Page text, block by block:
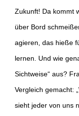
Zukunft! Da kommt
über Bord
agieren, das hieße
lernen. Und wie
Sichtweise“ aus?
Vergleich gemacht:
sieht jeder von uns